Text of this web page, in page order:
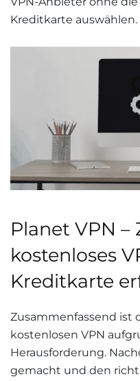
Kreditkarte auswählen.
Planet VPN –
kostenloses
Kreditkarte
Zusammenfassend ist
kostenlosen VPN
Herausforderung.
gemacht und den